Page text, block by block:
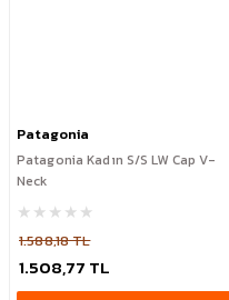
Patagonia
Patagonia Kadın S/S LW Cap V-
Neck
1.588,18 TL
1.508,77 TL